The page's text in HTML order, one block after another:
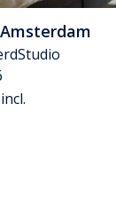
Amsterdam
Studio